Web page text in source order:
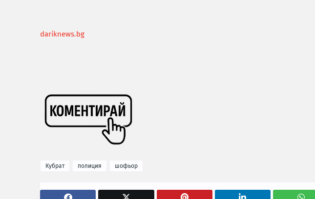
dariknews.bg
Кубрат полиция шофьор